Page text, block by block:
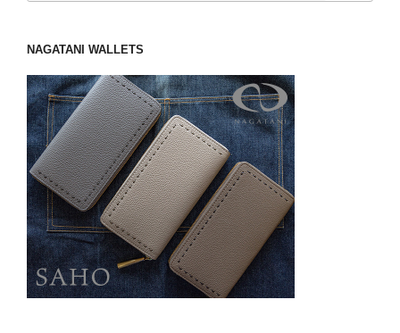
NAGATANI WALLETS